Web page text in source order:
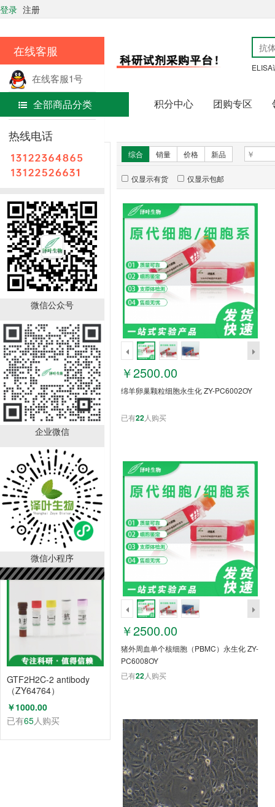
在线客服
在线客服1号
在线客服2号
热线电话
微信公众号
企业微信
微信小程序
登录 注册
ELISA
全部商品分类 积分中心 团购专区
首页
细胞生物学
新品推荐
销量排行
SLCO4A1 antibody
ZY62713
￥1050.00
已有66人购买
Rabbit (PCT)ELISA
Kit（ZY-E6084B）
￥1160.00
GTF2H2C-2 antibody
（ZY64764）
￥1000.00
已有65人购买
综合 销量 价格 新品
仅显示有货 仅显示包邮
￥2500.00
绵羊卵巢颗粒细胞永生化 ZY-PC6002OY
已有22人购买
￥2500.00
猪外周血单个核细胞（PBMC）永生化 ZY-
PC6008OY
已有22人购买